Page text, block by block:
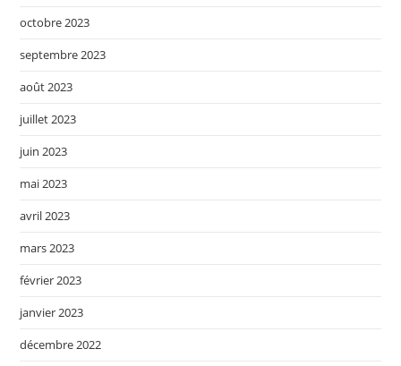
octobre 2023
septembre 2023
août 2023
juillet 2023
juin 2023
mai 2023
avril 2023
mars 2023
février 2023
janvier 2023
décembre 2022